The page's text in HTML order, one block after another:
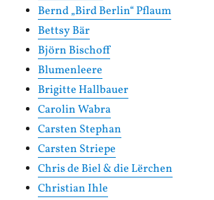
Bernd „Bird Berlin“ Pflaum
Bettsy Bär
Björn Bischoff
Blumenleere
Brigitte Hallbauer
Carolin Wabra
Carsten Stephan
Carsten Striepe
Chris de Biel & die Lërchen
Christian Ihle